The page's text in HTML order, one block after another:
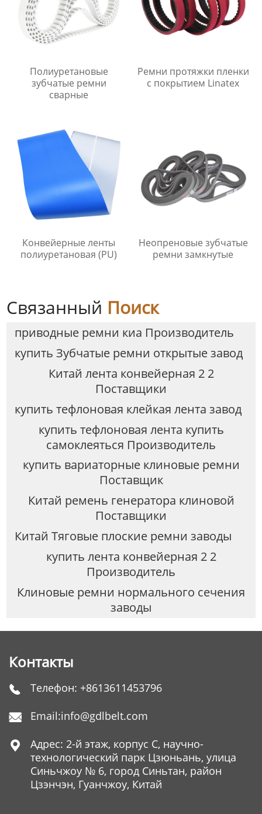
Полиуретановые
зубчатые ремни
сварные
Ремни протяжки пленки
с покрытием Linatex
Конвейерные ленты
полиуретановая (PU)
Неопреновые зубчатые
ремни замкнутые
Связанный Поиск
приводные ремни киа Производитель
купить Зубчатые ремни открытые завод
Китай лента конвейерная 2 2
Поставщики
купить тефлоновая клейкая лента завод
купить тефлоновая лента купить
самоклеяться Производитель
купить вариаторные клиновые ремни
Поставщик
Китай ремень генератора клиновой
Поставщики
Китай Тяговые плоские ремни заводы
купить лента конвейерная 2 2
Производитель
Клиновые ремни нормального сечения
заводы
Контакты
 Телефон: +8613611453796
 Email:info@gdlbelt.com

Адрес: 2-й этаж, корпус C, научно-
технологический парк Цзюньань, улица
Синьчжоу № 6, город Синьтан, район
Цзэнчэн, Гуанчжоу, Китай